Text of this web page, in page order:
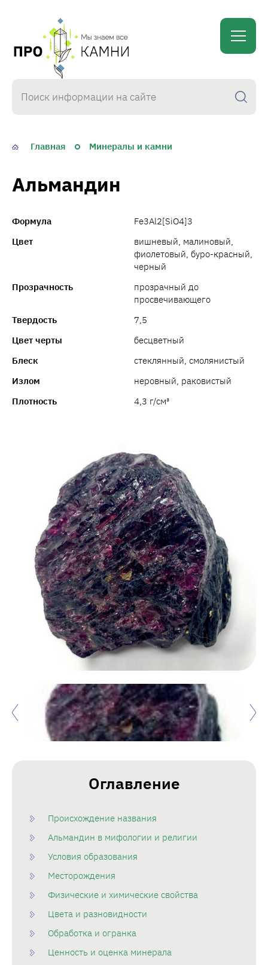
proKamni
Главная Минералы и камни
Альмандин
Формула
Fe3Al2[SiO4]3
Цвет
вишневый, малиновый,
фиолетовый, буро-красный,
черный
Прозрачность
прозрачный до
просвечивающего
Твердость
7,5
Цвет черты
бесцветный
Блеск
стеклянный, смолянистый
Излом
неровный, раковистый
Плотность
4,3 г/см³
Оглавление
Происхождение названия
Альмандин в мифологии и религии
Условия образования
Месторождения
Физические и химические свойства
Цвета и разновидности
Обработка и огранка
Ценность и оценка минерала